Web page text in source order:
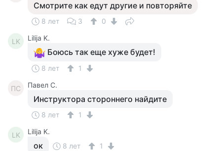
Смотрите как едут другие и повторяйте
8 лет 3 0
LK Lilija K.
Боюсь так еще хуже будет!
8 лет 1
ПС Павел С.
Инструктора стороннего найдите
8 лет 1
LK Lilija K.
ок 8 лет 1